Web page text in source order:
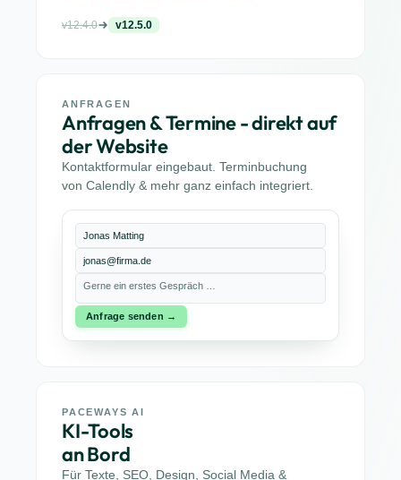
v12.4.0 v12.5.0
ANFRAGEN
Anfragen & Termine - direkt auf
der Website
Kontaktformular eingebaut. Terminbuchung
von Calendly & mehr ganz einfach integriert.
Jonas Matting
jonas@firma.de
Gerne ein erstes Gespräch …
Anfrage senden →
PACEWAYS AI
KI-Tools
an Bord
Für Texte, SEO, Design, Social Media &